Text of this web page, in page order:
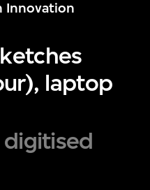
Innovation
laptop